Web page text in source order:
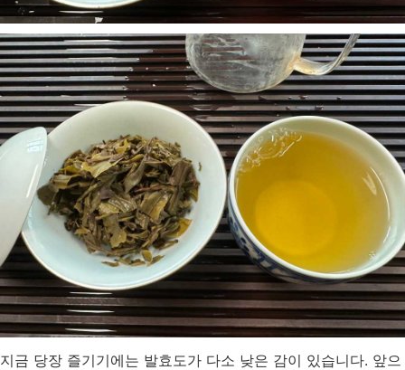
지금 당장 즐기기에는 발효도가 다소 낮은 감이 있습니다. 앞으